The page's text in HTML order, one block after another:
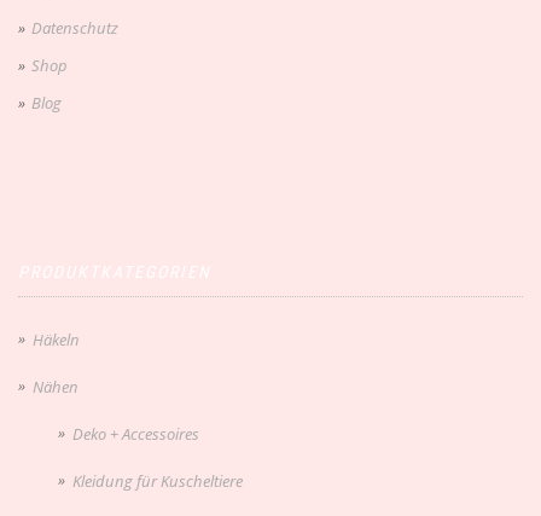
Datenschutz
Shop
Blog
Häkeln
Nähen
Deko + Accessoires
Kleidung für Kuscheltiere